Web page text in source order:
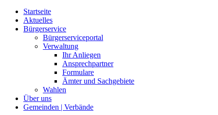
Startseite
Aktuelles
Bürgerservice
Bürgerserviceportal
Verwaltung
Ihr Anliegen
Ansprechpartner
Formulare
Ämter und Sachgebiete
Wahlen
Über uns
Gemeinden | Verbände